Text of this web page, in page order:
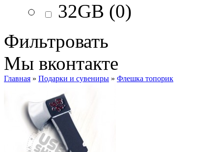
32GB (0)
Фильтровать
Мы вконтакте
Главная » Подарки и сувениры » Флешка топорик